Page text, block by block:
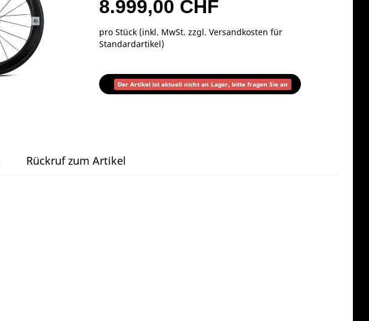
8.999,00 CHF
pro Stück (inkl. MwSt. zzgl.Versandkosten für
Standardartikel)
Der Artikel ist aktuell nicht an Lager, bitte fragen Sie an
Rückruf zum Artikel